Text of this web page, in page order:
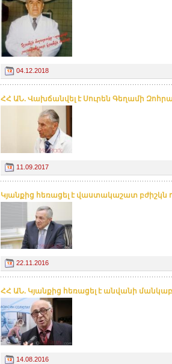
04.12.2018
ՀՀ ԱՆ. Վախճանվել է Սուրեն Գեղամի
11.09.2017
Կյանքից հեռացել է վաստակաշատ բժիշկն
22.11.2016
ՀՀ ԱՆ. Կյանքից հեռացել է անվանի
14.08.2016